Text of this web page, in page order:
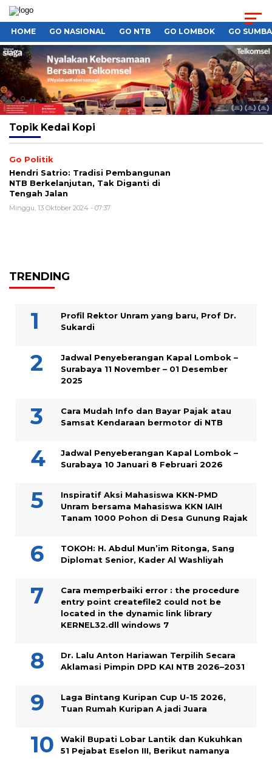
HOME GO NASIONAL GO NTB GO LOMBOK GO
Topik Kedai Kopi
Go Politik
Hendri Satrio: Tradisi Pembangunan
NTB Berkelanjutan, Tak Diganti di
Tengah Jalan
Minggu, 13 Oktober 2024 - 07:37
TRENDING
Profil Rektor Unram yang baru, Prof Dr.
Sukardi
Jadwal Penyeberangan Kapal Lombok –
Surabaya 11 November – 01 Desember
2025
Cara Mudah Info dan Bayar Pajak atau
Samsat Kendaraan bermotor di NTB
Jadwal Penyeberangan Kapal Lombok –
Surabaya 10 Januari 8 Februari 2026
Inspiratif Aksi Mahasiswa KKN-PMD
Unram bersama Mahasiswa KKN IAIH
Tanam 1000 Pohon di Desa Gunung Rajak
TOKOH: H. Abdul Mun’im Ritonga, Sang
Diplomat Senior, Kader Al Washliyah
Cara memperbaiki error : the procedure
entry point createfile2 could not be
located in the dynamic link library
KERNEL32.dll windows 7
Dr. Lalu Anton Hariawan Terpilih Secara
Aklamasi Pimpin DPD KAI NTB 2026–2031
Laga Bintang Kuripan Cup U-15 2026,
Tuan Rumah Kuripan A jadi Juara
Wakil Bupati Lobar Lantik dan Kukuhkan
51 Pejabat Eselon III, Berikut namanya